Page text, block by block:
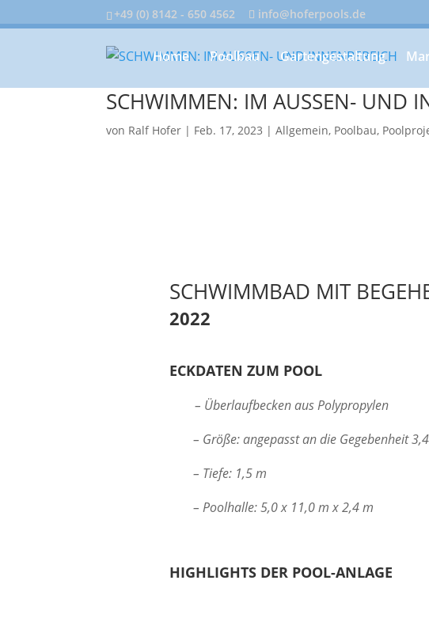
+49 (0) 8142 - 650 4562 info@hoferpools.de
Home Poolbau Gartengestaltung
SCHWIMMEN: IM AUSSEN- UND
von Ralf Hofer | Feb. 17, 2023 |Allgemein, Poolbau,
SCHWIMMBAD MIT
2022
ECKDATEN ZUM POOL
– Überlaufbecken aus Polypropylen
– Größe: angepasst an die Gegebenheit
– Tiefe: 1,5 m
– Poolhalle: 5,0 x 11,0 m x 2,4 m
HIGHLIGHTS DER POOL-ANLAGE